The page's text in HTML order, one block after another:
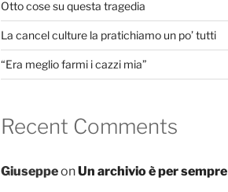
Otto cose su questa tragedia
La cancel culture la pratichiamo un po’ tutti
“Era meglio farmi i cazzi mia”
Recent Comments
GiuseppeonUn archivio è per sempre